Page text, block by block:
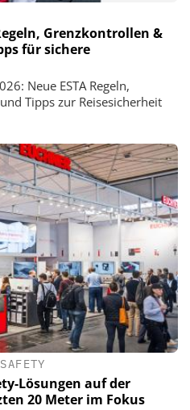
Grenzkontrollen &
für sichere
Neue ESTA Regeln,
Tipps zur Reisesicherheit
SAFETY
Lösungen auf der
20 Meter im Fokus